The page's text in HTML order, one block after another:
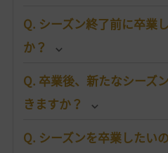
Q. シーズン終了前に卒業
か？
Q. 卒業後、新たなシーズ
きますか？
Q. シーズンを卒業したい